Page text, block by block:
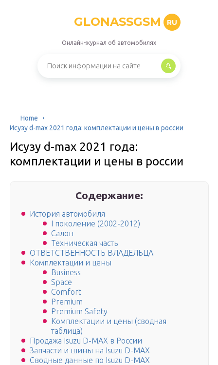
GLONASSGSM RU
Онлайн-журнал об автомобилях
Home
Исузу d-max 2021 года: комплектации и цены в россии
Исузу d-max 2021 года:
комплектации и цены в россии
Содержание:
История автомобиля
I поколение (2002-2012)
Салон
Техническая часть
ОТВЕТСТВЕННОСТЬ ВЛАДЕЛЬЦА
Комплектации и цены
Business
Space
Comfort
Premium
Premium Safety
Комплектации и цены (сводная
таблица)
Продажа Isuzu D-MAX в России
Запчасти и шины на Isuzu D-MAX
Сводные данные по Isuzu D-MAX